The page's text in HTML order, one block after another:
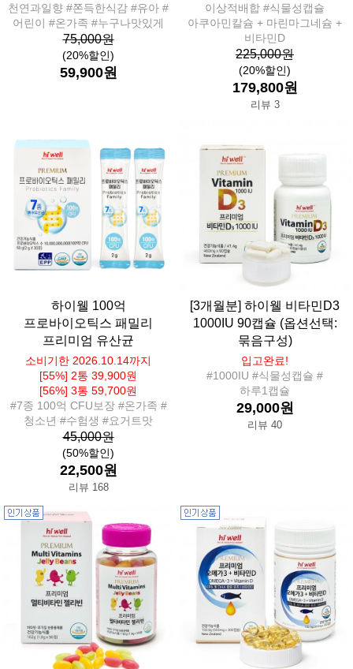
천연과일향 #쫀득한식감 #유아 #
어린이 #온가족 #누구나맛있게
75,000원
(20%할인)
59,900원
이상적배합 #식물성캡슐
아쿠아민칼슘 + 마린마그네슘 +
비타민D
225,000원
(20%할인)
179,800원
리뷰 3
하이웰 100억
프로바이오틱스 패밀리
프리미엄 유산균
소비기한 2026.10.14까지
[55%] 2통 39,900원
[56%] 3통 59,700원
#7종 100억 CFU보장 #온가족 #
청소년 #수험생 #요거트맛
45,000원
(50%할인)
22,500원
리뷰 168
[3개월분] 하이웰 비타민D3
1000IU 90캡슐 (옵션선택:
묶음구성)
입고완료!
#1000IU #식물성캡슐 #
하루1캡슐
29,000원
리뷰 40